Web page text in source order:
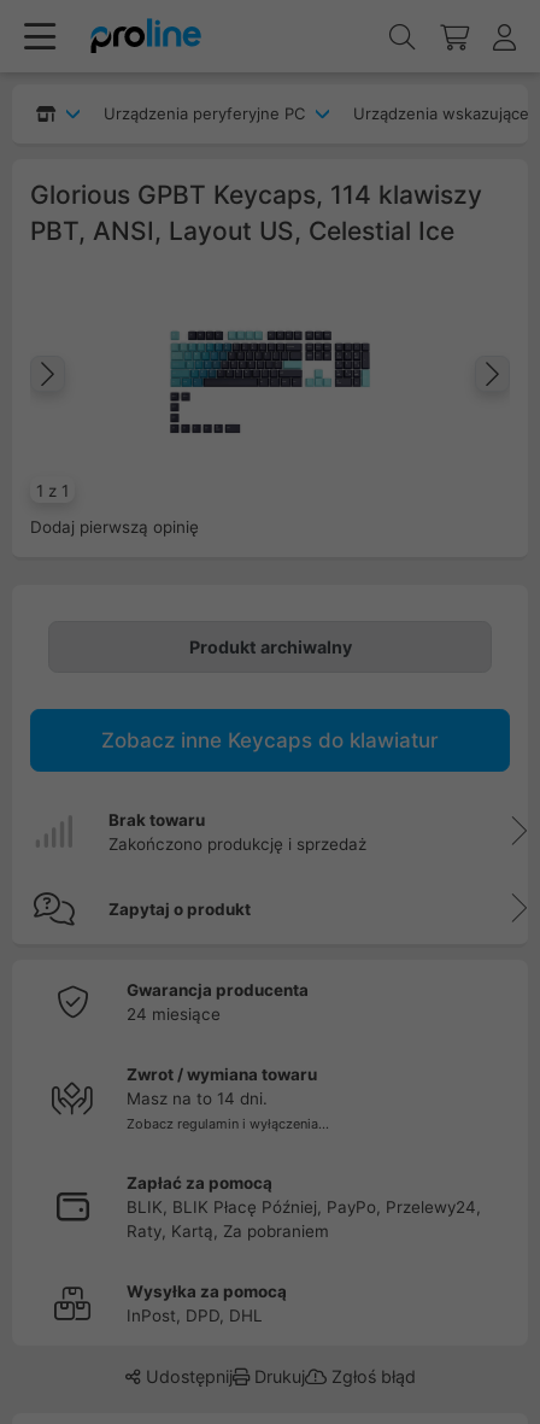
Urządzenia peryferyjne PC Urządzenia wskazujące
Glorious GPBT Keycaps, 114 klawiszy
PBT, ANSI, Layout US, Celestial Ice
1 z 1
Poprzedni
Dodaj pierwszą opinię
Produkt archiwalny
Zobacz inne Keycaps do klawiatur
Brak towaru
Zakończono produkcję i sprzedaż
Zapytaj o produkt
Gwarancja producenta
24 miesiące
Zwrot / wymiana towaru
Masz na to 14 dni.
Zobacz regulamin i wyłączenia...
Zapłać za pomocą
BLIK, BLIK Płacę Później, PayPo, Przelewy24,
Raty, Kartą, Za pobraniem
Wysyłka za pomocą
InPost, DPD, DHL
Udostępnij Drukuj Zgłoś błąd